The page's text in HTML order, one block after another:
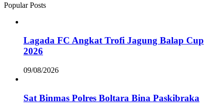
Popular Posts
Lagada FC Angkat Trofi Jagung Balap Cup
2026
09/08/2026
Sat Binmas Polres Boltara Bina Paskibraka